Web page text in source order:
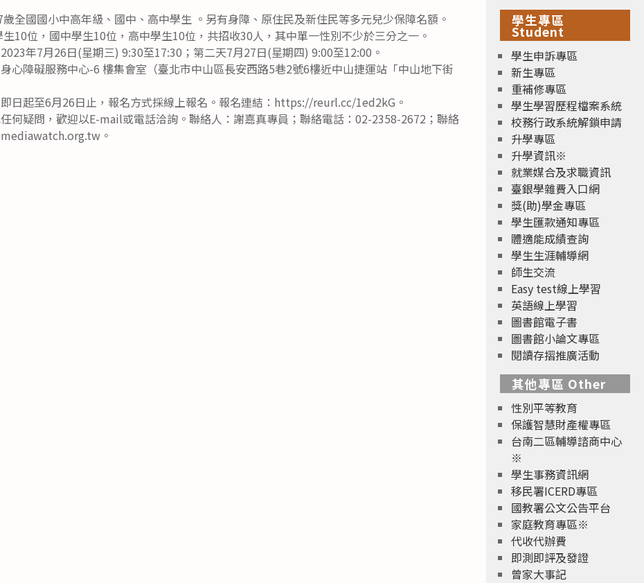
全國國小中高年級、國中、高中學生 。另有身障、原住民及新住民等多元兒少保障名額。
10位，國中學生10位，高中學生10位，共招收30人，其中單一性別不少於三分之一。
年7月26日(星期三) 9:30至17:30；第二天7月27日(星期四) 9:00至12:00。
心障礙服務中心-6 樓集會室（臺北市中山區長安西路5巷2號6樓近中山捷運站「中山地下街
日起至6月26日止，報名方式採線上報名。報名連結：https://reurl.cc/1ed2kG。
何疑問，歡迎以E-mail或電話洽詢。聯絡人：謝嘉真專員；聯絡電話：02-2358-2672；聯絡
。
學生專區
Student
學生申訴專區
新生專區
重補修專區
學生學習歷程檔案系統
校務行政系統解鎖申請
升學專區
升學資訊※
就業媒合及求職資訊
臺銀學雜費入口網
獎(助)學金專區
學生匯款通知專區
體適能成績查詢
學生生涯輔導網
師生交流
Easy test線上學習
英語線上學習
圖書館電子書
圖書館小論文專區
閱讀存摺推廣活動
其他專區 Other
性別平等教育
保護智慧財產權專區
台南二區輔導諮商中心
※
學生事務資訊網
移民署ICERD專區
國教署公文公告平台
家庭教育專區※
代收代辦費
即測即評及發證
曾家大事記